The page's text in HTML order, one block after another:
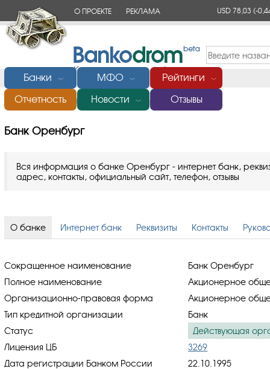
О ПРОЕКТЕ РЕКЛАМА USD 78,03(-
Банки ﹀ МФО ﹀ Рейтинги ﹀
Отчетность Новости ﹀ Отзывы
Главная/Банки России/Банк Оренбург
Банк Оренбург
Вся информация о банке Оренбург - интернет банк,
адрес, контакты, официальный сайт, телефон, отзывы
О банке Интернет банк Реквизиты Контакты
Сокращенное наименование
Банк Оренбург
Полное наименование
Акционерное
Организационно-правовая форма
Акционерное
Тип кредитной организации
Банк
Статус
Действующая
Лицензия ЦБ
3269
Дата регистрации Банком России
22.10.1995